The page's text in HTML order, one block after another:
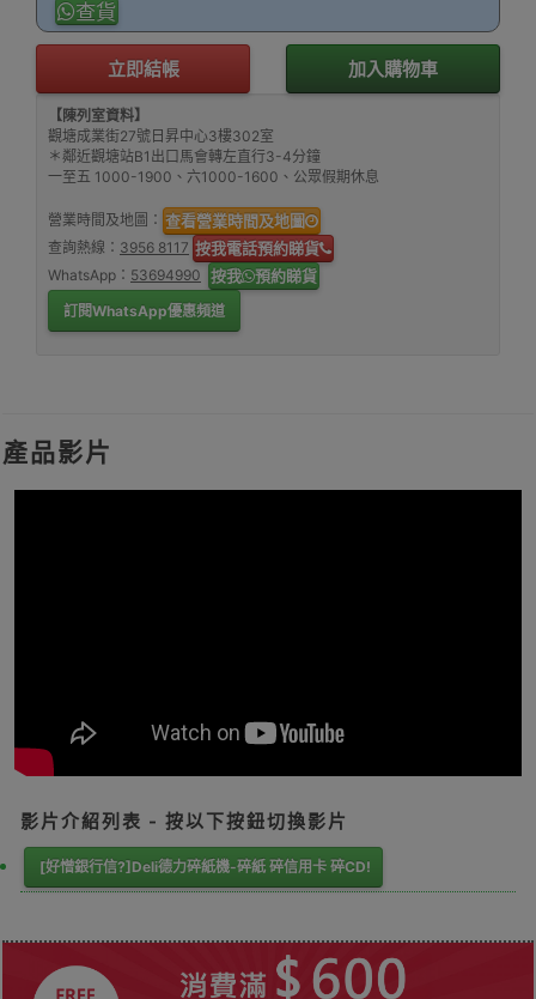
查貨
立即結帳 加入購物車
【陳列室資料】
觀塘成業街27號日昇中心3樓302室
＊鄰近觀塘站B1出口馬會轉左直行3-4分鐘
一至五 1000-1900、六1000-1600、公眾假期休息
營業時間及地圖： 查看營業時間及地圖
查詢熱線： 3956 8117 按我電話預約睇貨
WhatsApp： 53694990 按我 預約睇貨
訂閱WhatsApp優惠頻道
產品影片
影片介紹列表 - 按以下按鈕切換影片
[好憎銀行信?]Deli德力碎紙機-碎紙 碎信用卡 碎CD!